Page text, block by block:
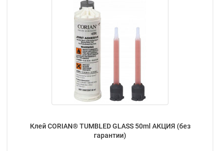
Клей CORIAN® TUMBLED GLASS 50ml АКЦИЯ (без
гарантии)